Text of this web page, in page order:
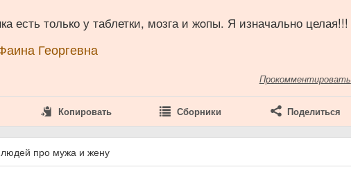
есть только у таблетки, мозга и жoпы. Я изначально целая!!!
Георгевна
Прокомментировать
Копировать Сборники Поделиться
людей про мужа и жену